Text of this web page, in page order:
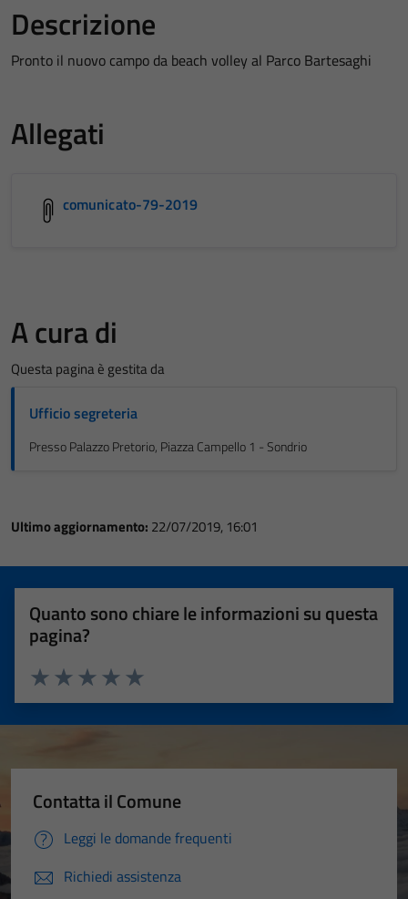
Descrizione
Pronto il nuovo campo da beach volley al Parco Bartesaghi
Allegati
comunicato-79-2019
A cura di
Questa pagina è gestita da
Ufficio segreteria
Presso Palazzo Pretorio, Piazza Campello 1 - Sondrio
Ultimo aggiornamento: 22/07/2019, 16:01
Quanto sono chiare le informazioni su questa
pagina?
Valuta 5 stelle su 5
Valuta 4 stelle su 5
Valuta 3 stelle su 5
Valuta 2 stelle su 5
Valuta 1 stelle su 5
Contatta il Comune
Leggi le domande frequenti
Richiedi assistenza